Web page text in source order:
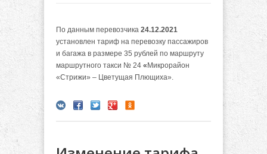
По данным перевозчика 24.12.2021
установлен тариф на перевозку пассажиров
и багажа в размере 35 рублей по маршруту
маршрутного такси № 24 « Микрорайон
«Стрижи» – Цветущая Плющиха».